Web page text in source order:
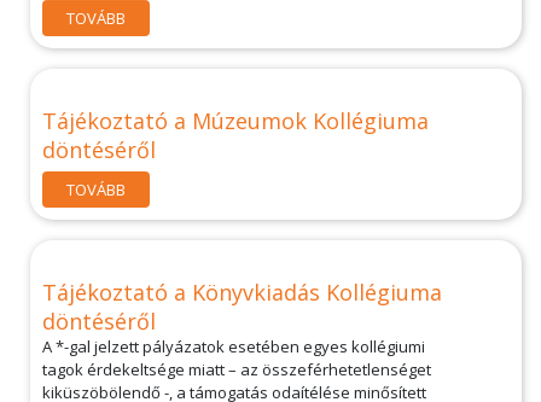
TOVÁBB
Tájékoztató a Múzeumok Kollégiuma
döntéséről
TOVÁBB
Tájékoztató a Könyvkiadás Kollégiuma
döntéséről
A *-gal jelzett pályázatok esetében egyes kollégiumi
tagok érdekeltsége miatt – az összeférhetetlenséget
kiküszöbölendő -, a támogatás odaítélése minősített